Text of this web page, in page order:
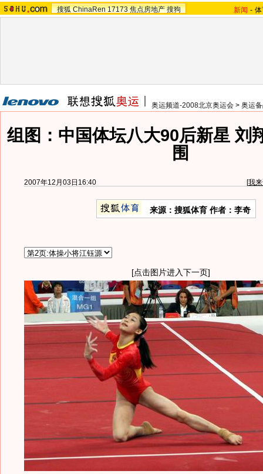
搜狐 ChinaRen 17173 焦点房地产 搜狗 新闻 -
奥运频道-2008北京奥运会 > 奥运
组图：中国体坛八大90后新星 刘
围
2007年12月03日16:40 [我
来源：搜狐体育 作者：李奇
[点击图片进入下一页]